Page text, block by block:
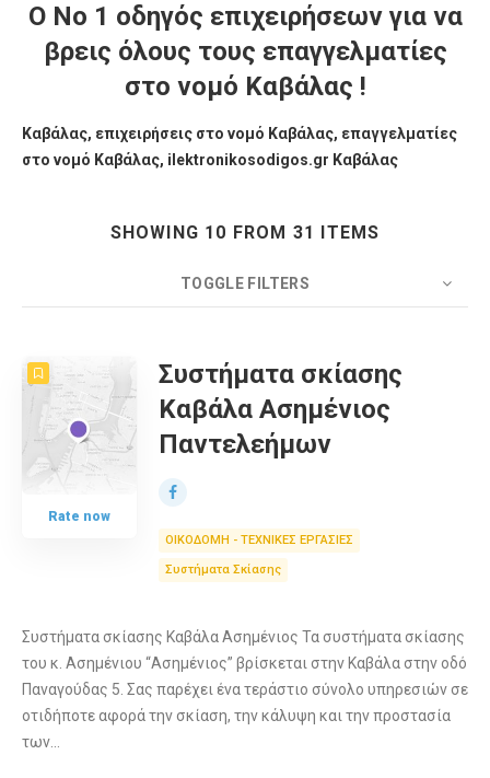
Ο Νο 1 οδηγός επιχειρήσεων για να
βρεις όλους τους επαγγελματίες
στο νομό Καβάλας !
Καβάλας, επιχειρήσεις στο νομό Καβάλας, επαγγελματίες
στο νομό Καβάλας, ilektronikosodigos.gr Καβάλας
SHOWING 10 FROM 31 ITEMS
TOGGLE FILTERS
COUNT ORDER
Rate now
Συστήματα σκίασης
Καβάλα Ασημένιος
Παντελεήμων
ΟΙΚΟΔΟΜΗ - ΤΕΧΝΙΚΕΣ ΕΡΓΑΣΙΕΣ
Συστήματα Σκίασης
Συστήματα σκίασης Καβάλα Ασημένιος Τα συστήματα σκίασης
του κ. Ασημένιου “Ασημένιος” βρίσκεται στην Καβάλα στην οδό
Παναγούδας 5. Σας παρέχει ένα τεράστιο σύνολο υπηρεσιών σε
οτιδήποτε αφορά την σκίαση, την κάλυψη και την προστασία
των…